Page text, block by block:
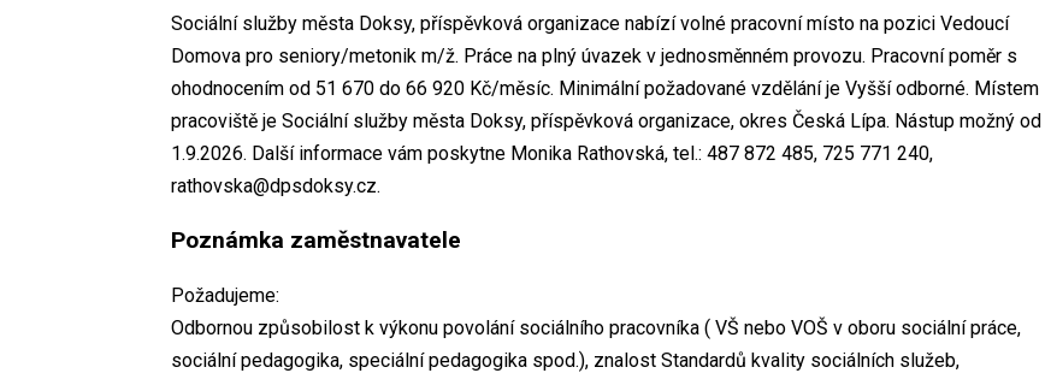
Sociální služby města Doksy, příspěvková organizace nabízí volné pracovní místo na pozici Vedoucí
Domova pro seniory/metonik m/ž. Práce na plný úvazek v jednosměnném provozu. Pracovní poměr s
ohodnocením od 51 670 do 66 920 Kč/měsíc. Minimální požadované vzdělání je Vyšší odborné. Místem
pracoviště je Sociální služby města Doksy, příspěvková organizace, okres Česká Lípa. Nástup možný od
1.9.2026. Další informace vám poskytne Monika Rathovská, tel.: 487 872 485, 725 771 240,
rathovska@dpsdoksy.cz.
Poznámka zaměstnavatele
Požadujeme:
Odbornou způsobilost k výkonu povolání sociálního pracovníka ( VŠ nebo VOŠ v oboru sociální práce,
sociální pedagogika, speciální pedagogika spod.), znalost Standardů kvality sociálních služeb,